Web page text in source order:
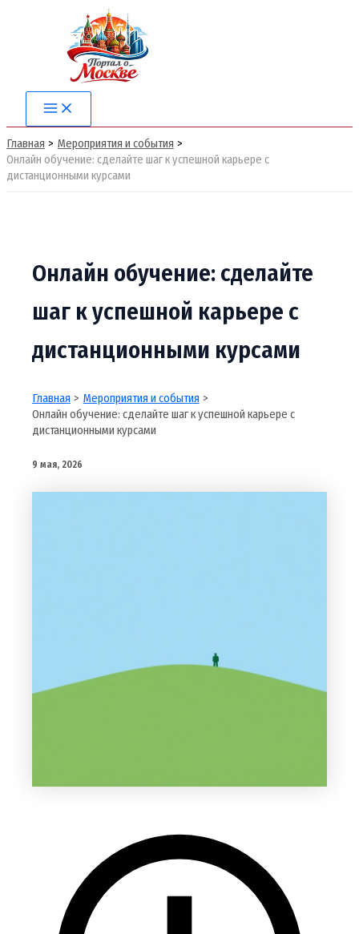
содержимому
Main
Menu
Главная
Мероприятия и события
Онлайн обучение: сделайте шаг к успешной карьере с
дистанционными курсами
Онлайн обучение: сделайте
шаг к успешной карьере с
дистанционными курсами
Главная
Мероприятия и события
Онлайн обучение: сделайте шаг к успешной карьере с
дистанционными курсами
9 мая, 2026